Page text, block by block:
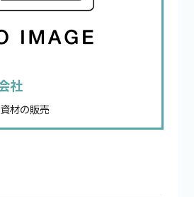
社
材の販売